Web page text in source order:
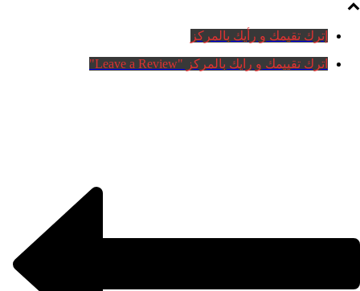
إترك تقيمك و رأيك بالمركز
اترك تقييمك و رايك بالمركز "Leave a Review"